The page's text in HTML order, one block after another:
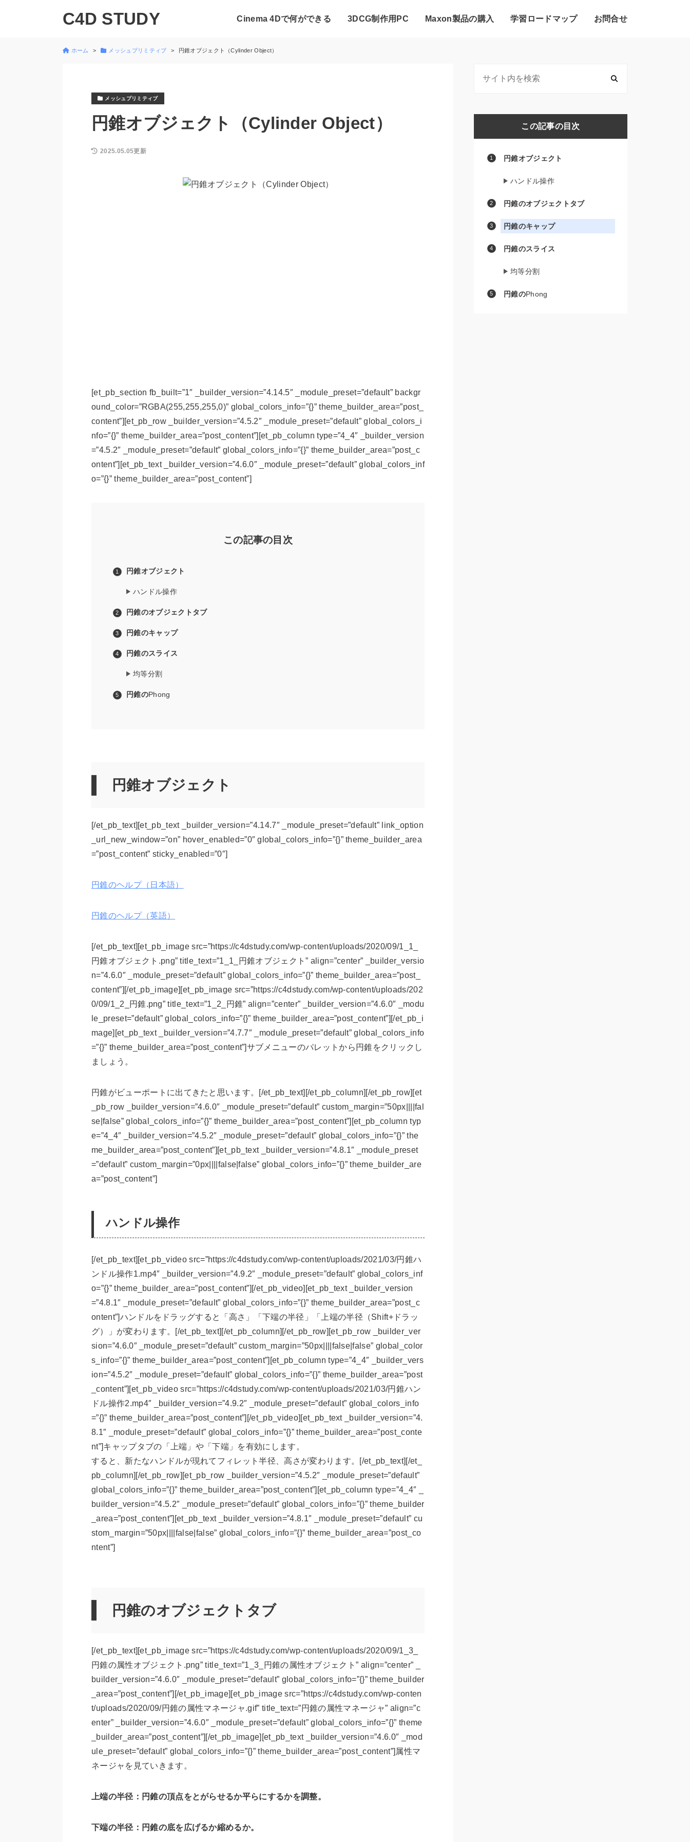
C4D STUDY Cinema 4Dで何ができる 3DCG制作用PC Maxon製品の購入 学習ロードマップ お問合せ
ホーム メッシュプリミティブ 円錐オブジェクト（Cylinder Object）
メッシュプリミティブ
円錐オブジェクト（Cylinder Object）
2025.05.05更新
[et_pb_section fb_built=”1″ _builder_version=”4.14.5″ _module_preset=”default” backgr
ound_color=”RGBA(255,255,255,0)” global_colors_info=”{}” theme_builder_area=”post_
content”][et_pb_row _builder_version=”4.5.2″ _module_preset=”default” global_colors_i
nfo=”{}” theme_builder_area=”post_content”][et_pb_column type=”4_4″ _builder_version
=”4.5.2″ _module_preset=”default” global_colors_info=”{}” theme_builder_area=”post_c
ontent”][et_pb_text _builder_version=”4.6.0″ _module_preset=”default” global_colors_inf
o=”{}” theme_builder_area=”post_content”]
この記事の目次
円錐オブジェクト
ハンドル操作
円錐のオブジェクトタブ
円錐のキャップ
円錐のスライス
均等分割
円錐のPhong
円錐オブジェクト
[/et_pb_text][et_pb_text _builder_version=”4.14.7″ _module_preset=”default” link_option
_url_new_window=”on” hover_enabled=”0″ global_colors_info=”{}” theme_builder_area
=”post_content” sticky_enabled=”0″]
円錐のヘルプ（日本語）
円錐のヘルプ（英語）
[/et_pb_text][et_pb_image src=”https://c4dstudy.com/wp-content/uploads/2020/09/1_1_
円錐オブジェクト.png” title_text=”1_1_円錐オブジェクト” align=”center” _builder_versio
n=”4.6.0″ _module_preset=”default” global_colors_info=”{}” theme_builder_area=”post_
content”][/et_pb_image][et_pb_image src=”https://c4dstudy.com/wp-content/uploads/202
0/09/1_2_円錐.png” title_text=”1_2_円錐” align=”center” _builder_version=”4.6.0″ _modu
le_preset=”default” global_colors_info=”{}” theme_builder_area=”post_content”][/et_pb_i
mage][et_pb_text _builder_version=”4.7.7″ _module_preset=”default” global_colors_info
=”{}” theme_builder_area=”post_content”]サブメニューのパレットから円錐をクリックし
ましょう。
円錐がビューポートに出てきたと思います。[/et_pb_text][/et_pb_column][/et_pb_row][et
_pb_row _builder_version=”4.6.0″ _module_preset=”default” custom_margin=”50px||||fal
se|false” global_colors_info=”{}” theme_builder_area=”post_content”][et_pb_column typ
e=”4_4″ _builder_version=”4.5.2″ _module_preset=”default” global_colors_info=”{}” the
me_builder_area=”post_content”][et_pb_text _builder_version=”4.8.1″ _module_preset
=”default” custom_margin=”0px||||false|false” global_colors_info=”{}” theme_builder_are
a=”post_content”]
ハンドル操作
[/et_pb_text][et_pb_video src=”https://c4dstudy.com/wp-content/uploads/2021/03/円錐ハ
ンドル操作1.mp4″ _builder_version=”4.9.2″ _module_preset=”default” global_colors_inf
o=”{}” theme_builder_area=”post_content”][/et_pb_video][et_pb_text _builder_version
=”4.8.1″ _module_preset=”default” global_colors_info=”{}” theme_builder_area=”post_c
ontent”]ハンドルをドラッグすると「高さ」「下端の半径」「上端の半径（Shift+ドラッ
グ）」が変わります。[/et_pb_text][/et_pb_column][/et_pb_row][et_pb_row _builder_ver
sion=”4.6.0″ _module_preset=”default” custom_margin=”50px||||false|false” global_color
s_info=”{}” theme_builder_area=”post_content”][et_pb_column type=”4_4″ _builder_vers
ion=”4.5.2″ _module_preset=”default” global_colors_info=”{}” theme_builder_area=”post
_content”][et_pb_video src=”https://c4dstudy.com/wp-content/uploads/2021/03/円錐ハン
ドル操作2.mp4″ _builder_version=”4.9.2″ _module_preset=”default” global_colors_info
=”{}” theme_builder_area=”post_content”][/et_pb_video][et_pb_text _builder_version=”4.
8.1″ _module_preset=”default” global_colors_info=”{}” theme_builder_area=”post_conte
nt”]キャップタブの「上端」や「下端」を有効にします。
すると、新たなハンドルが現れてフィレット半径、高さが変わります。[/et_pb_text][/et_
pb_column][/et_pb_row][et_pb_row _builder_version=”4.5.2″ _module_preset=”default”
global_colors_info=”{}” theme_builder_area=”post_content”][et_pb_column type=”4_4″ _
builder_version=”4.5.2″ _module_preset=”default” global_colors_info=”{}” theme_builder
_area=”post_content”][et_pb_text _builder_version=”4.8.1″ _module_preset=”default” cu
stom_margin=”50px||||false|false” global_colors_info=”{}” theme_builder_area=”post_co
ntent”]
円錐のオブジェクトタブ
[/et_pb_text][et_pb_image src=”https://c4dstudy.com/wp-content/uploads/2020/09/1_3_
円錐の属性オブジェクト.png” title_text=”1_3_円錐の属性オブジェクト” align=”center” _
builder_version=”4.6.0″ _module_preset=”default” global_colors_info=”{}” theme_builder
_area=”post_content”][/et_pb_image][et_pb_image src=”https://c4dstudy.com/wp-conten
t/uploads/2020/09/円錐の属性マネージャ.gif” title_text=”円錐の属性マネージャ” align=”c
enter” _builder_version=”4.6.0″ _module_preset=”default” global_colors_info=”{}” theme
_builder_area=”post_content”][/et_pb_image][et_pb_text _builder_version=”4.6.0″ _mod
ule_preset=”default” global_colors_info=”{}” theme_builder_area=”post_content”]属性マ
ネージャを見ていきます。
上端の半径：円錐の頂点をとがらせるか平らにするかを調整。
下端の半径：円錐の底を広げるか縮めるか。
この記事の目次
円錐オブジェクト
ハンドル操作
円錐のオブジェクトタブ
円錐のキャップ
円錐のスライス
均等分割
円錐のPhong